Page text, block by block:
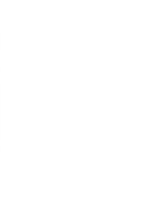
3 MASQUES LIMITLESS GLOW